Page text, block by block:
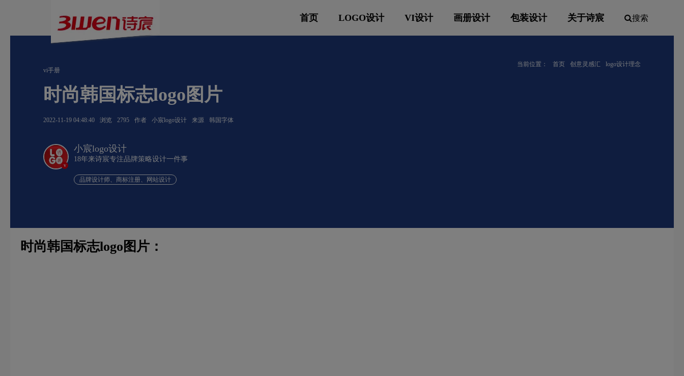
首页 LOGO设计 VI设计 画册设计 包装设计 关于诗宸 搜索
当前位置： 首页 创意灵感汇
logo设计理念
vi手册
时尚韩国标志logo图片
2022-11-19 04:48:40 浏览 2795 作者 小宸logo设计 来源 韩国字体
v
小宸logo设计
18年来诗宸专注品牌策略设计一件事
品牌设计师、商标注册、网站设计
时尚韩国标志logo图片：